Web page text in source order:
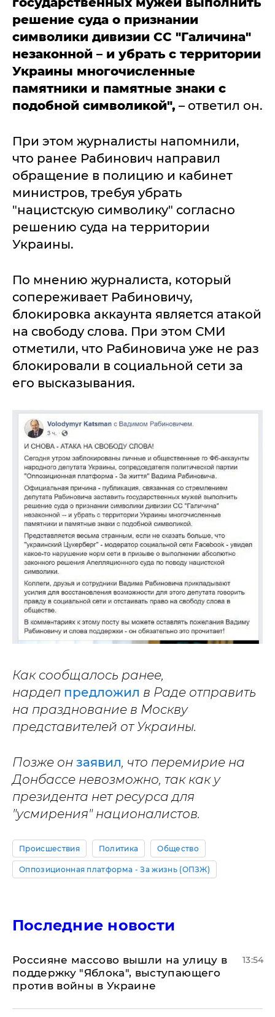
решение суда о признании
символики дивизии СС "Галичина"
незаконной – и убрать с территории
Украины многочисленные
памятники и памятные знаки с
подобной символикой", – ответил он.
При этом журналисты напомнили,
что ранее Рабинович направил
обращение в полицию и кабинет
министров, требуя убрать
"нацистскую символику" согласно
решению суда на территории
Украины.
По мнению журналиста, который
сопереживает Рабиновичу,
блокировка аккаунта является атакой
на свободу слова. При этом СМИ
отметили, что Рабиновича уже не раз
блокировали в социальной сети за
его высказывания.
Как сообщалось ранее,
нардеп предложил в Раде отправить
на празднование в Москву
представителей от Украины.
Позже он заявил, что перемирие на
Донбассе невозможно, так как у
президента нет ресурса для
"усмирения" националистов.
Происшествия Политика Общество
Оппозиционная платформа - За жизнь (ОПЗЖ)
Последние новости
Россияне массово вышли на улицу в
поддержку "Яблока", выступающего
против войны в Украине
13:54